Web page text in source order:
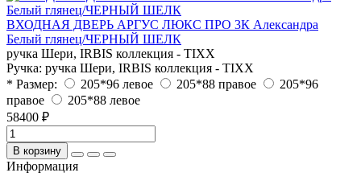
ВХОДНАЯ ДВЕРЬ АРГУС ЛЮКС ПРО 3К Александра
Белый глянец/ЧЕРНЫЙ ШЕЛК
ручка Шери, IRBIS коллекция - TIXX
Ручка: ручка Шери, IRBIS коллекция - TIXX
* Размер:
205*96 левое 205*88 правое
205*96
правое
205*88 левое
58400 ₽
В корзину
Информация